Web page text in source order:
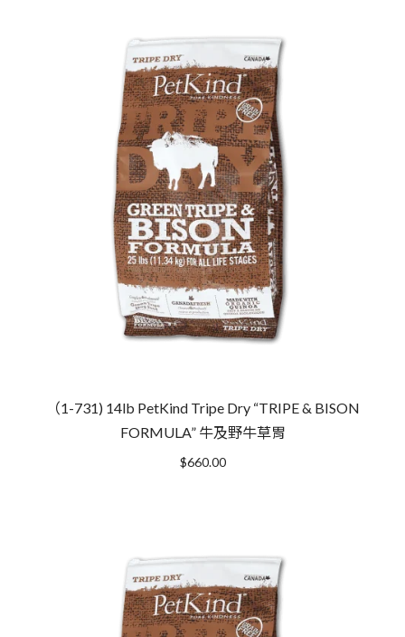
（1-731) 14lb PetKind Tripe Dry “TRIPE & BISON
FORMULA” 牛及野牛草胃
$660.00